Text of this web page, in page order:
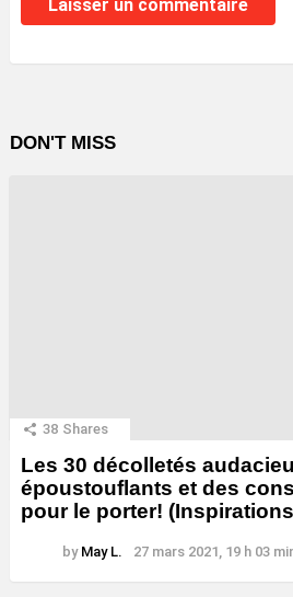
DON'T MISS
38 Shares
Les 30 décolletés
époustouflants et des
pour le porter!
by May L. 27 mars 2021, 19 h 03